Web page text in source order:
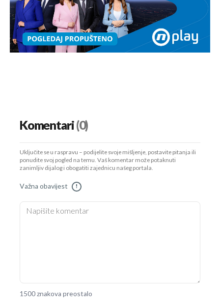
Komentari(0)
Uključite se u raspravu – podijelite svoje mišljenje, postavite pitanja ili
ponudite svoj pogled na temu. Vaš komentar može potaknuti
zanimljiv dijalog i obogatiti zajednicu našeg portala.
Važna obavijest !
1500 znakova preostalo